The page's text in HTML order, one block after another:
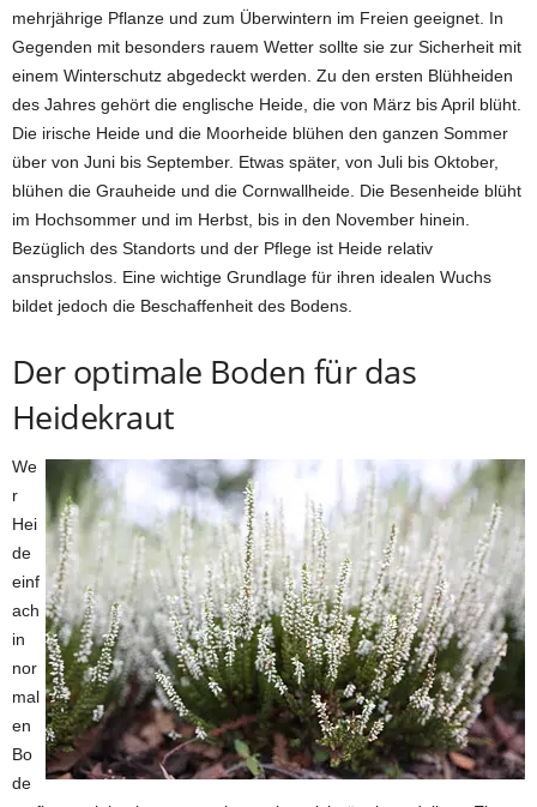
mehrjährige Pflanze und zum Überwintern im Freien geeignet. In
Gegenden mit besonders rauem Wetter sollte sie zur Sicherheit mit
einem Winterschutz abgedeckt werden. Zu den ersten Blühheiden
des Jahres gehört die englische Heide, die von März bis April blüht.
Die irische Heide und die Moorheide blühen den ganzen Sommer
über von Juni bis September. Etwas später, von Juli bis Oktober,
blühen die Grauheide und die Cornwallheide. Die Besenheide blüht
im Hochsommer und im Herbst, bis in den November hinein.
Bezüglich des Standorts und der Pflege ist Heide relativ
anspruchslos. Eine wichtige Grundlage für ihren idealen Wuchs
bildet jedoch die Beschaffenheit des Bodens.
Der optimale Boden für das
Heidekraut
We
r
Hei
de
einf
ach
in
nor
mal
en
Bo
de